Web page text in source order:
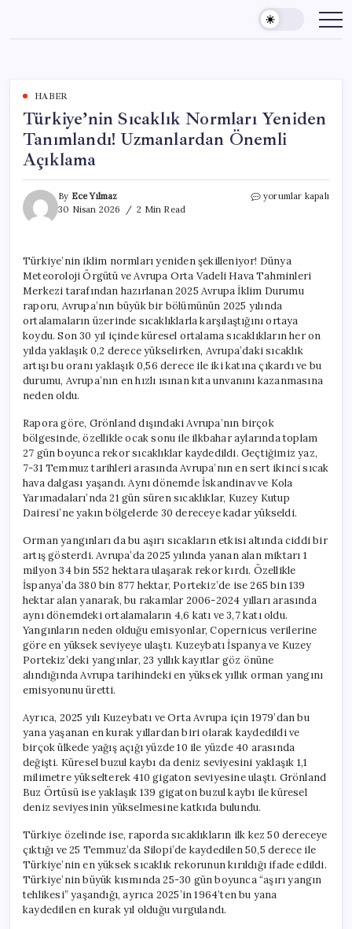
content
HABER
Türkiye’nin Sıcaklık Normları Yeniden
Tanımlandı! Uzmanlardan Önemli
Açıklama
By Ece Yılmaz
30 Nisan 2026
2 Min Read
Türkiye’nin
Uzmanlardan
Önemli
Açıklama
için
yorumlar kapalı
Türkiye’nin iklim normları yeniden şekilleniyor! Dünya
Meteoroloji Örgütü ve Avrupa Orta Vadeli Hava Tahminleri
Merkezi tarafından hazırlanan 2025 Avrupa İklim Durumu
raporu, Avrupa’nın büyük bir bölümünün 2025 yılında
ortalamaların üzerinde sıcaklıklarla karşılaştığını ortaya
koydu. Son 30 yıl içinde küresel ortalama sıcaklıkların her on
yılda yaklaşık 0,2 derece yükselirken, Avrupa’daki sıcaklık
artışı bu oranı yaklaşık 0,56 derece ile iki katına çıkardı ve bu
durumu, Avrupa’nın en hızlı ısınan kıta unvanını kazanmasına
neden oldu.
Rapora göre, Grönland dışındaki Avrupa’nın birçok
bölgesinde, özellikle ocak sonu ile ilkbahar aylarında toplam
27 gün boyunca rekor sıcaklıklar kaydedildi. Geçtiğimiz yaz,
7-31 Temmuz tarihleri arasında Avrupa’nın en sert ikinci sıcak
hava dalgası yaşandı. Aynı dönemde İskandinav ve Kola
Yarımadaları’nda 21 gün süren sıcaklıklar, Kuzey Kutup
Dairesi’ne yakın bölgelerde 30 dereceye kadar yükseldi.
Orman yangınları da bu aşırı sıcakların etkisi altında ciddi bir
artış gösterdi. Avrupa’da 2025 yılında yanan alan miktarı 1
milyon 34 bin 552 hektara ulaşarak rekor kırdı. Özellikle
İspanya’da 380 bin 877 hektar, Portekiz’de ise 265 bin 139
hektar alan yanarak, bu rakamlar 2006-2024 yılları arasında
aynı dönemdeki ortalamaların 4,6 katı ve 3,7 katı oldu.
Yangınların neden olduğu emisyonlar, Copernicus verilerine
göre en yüksek seviyeye ulaştı. Kuzeybatı İspanya ve Kuzey
Portekiz’deki yangınlar, 23 yıllık kayıtlar göz önüne
alındığında Avrupa tarihindeki en yüksek yıllık orman yangını
emisyonunu üretti.
Ayrıca, 2025 yılı Kuzeybatı ve Orta Avrupa için 1979’dan bu
yana yaşanan en kurak yıllardan biri olarak kaydedildi ve
birçok ülkede yağış açığı yüzde 10 ile yüzde 40 arasında
değişti. Küresel buzul kaybı da deniz seviyesini yaklaşık 1,1
milimetre yükselterek 410 gigaton seviyesine ulaştı. Grönland
Buz Örtüsü ise yaklaşık 139 gigaton buzul kaybı ile küresel
deniz seviyesinin yükselmesine katkıda bulundu.
Türkiye özelinde ise, raporda sıcaklıkların ilk kez 50 dereceye
çıktığı ve 25 Temmuz’da Silopi’de kaydedilen 50,5 derece ile
Türkiye’nin en yüksek sıcaklık rekorunun kırıldığı ifade edildi.
Türkiye’nin büyük kısmında 25-30 gün boyunca “aşırı yangın
tehlikesi” yaşandığı, ayrıca 2025’in 1964’ten bu yana
kaydedilen en kurak yıl olduğu vurgulandı.